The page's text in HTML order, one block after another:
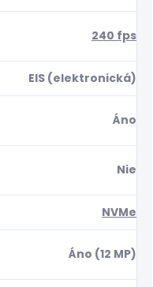
240 fps
EIS (elektronická)
Áno
Nie
NVMe
Áno (12 MP)